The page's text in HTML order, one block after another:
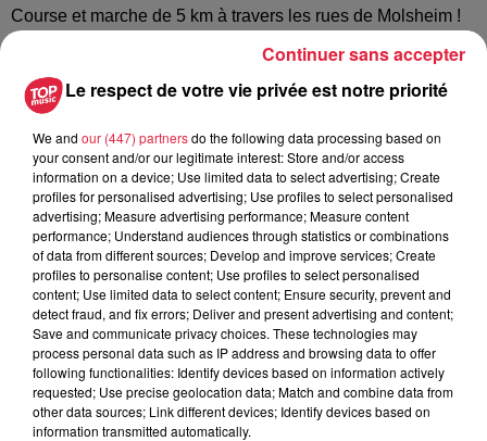
Course et marche de 5 km à travers les rues de Molsheim !
SOLIDAIRES FACE À LA MALADIE
Après l’énorme succès remporté par les cinq premières
éditions, nous vous attendons encore plus nombreux pour
cette 6ème édition de la Molshémienne (67).
Découvrez le centre historique de Molsheim en marchant ou
en courant et venez partager un moment festif et solidaire à
l’occasion du lancement de la 31ème édition d'octobre rose,
la campagne de lutte contre le cancer du sein.
Le respect de votre vie privée est notre priorité
We and our (447) partnersdo the following data processing based on
your consent and/or our legitimate interest: Store and/or access
information on a device; Use limited data to select advertising; Create
profiles for personalised advertising; Use profiles to select personalised
advertising; Measure advertising performance; Measure content
performance; Understand audiences through statistics or combinations
of data from different sources; Develop and improve services; Create
profiles to personalise content; Use profiles to select personalised
content; Use limited data to select content; Ensure security, prevent and
detect fraud, and fix errors; Deliver and present advertising and content;
Save and communicate privacy choices. These technologies may
process personal data such as IP address and browsing data to offer
following functionalities: Identify devices based on information actively
requested; Use precise geolocation data; Match and combine data from
other data sources; Link different devices; Identify devices based on
information transmitted automatically.
Continuer sans accepter